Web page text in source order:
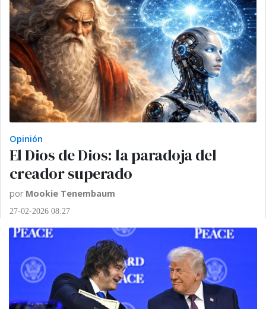
Opinión
El Dios de Dios: la paradoja del
creador superado
por Mookie Tenembaum
27-02-2026 08:27